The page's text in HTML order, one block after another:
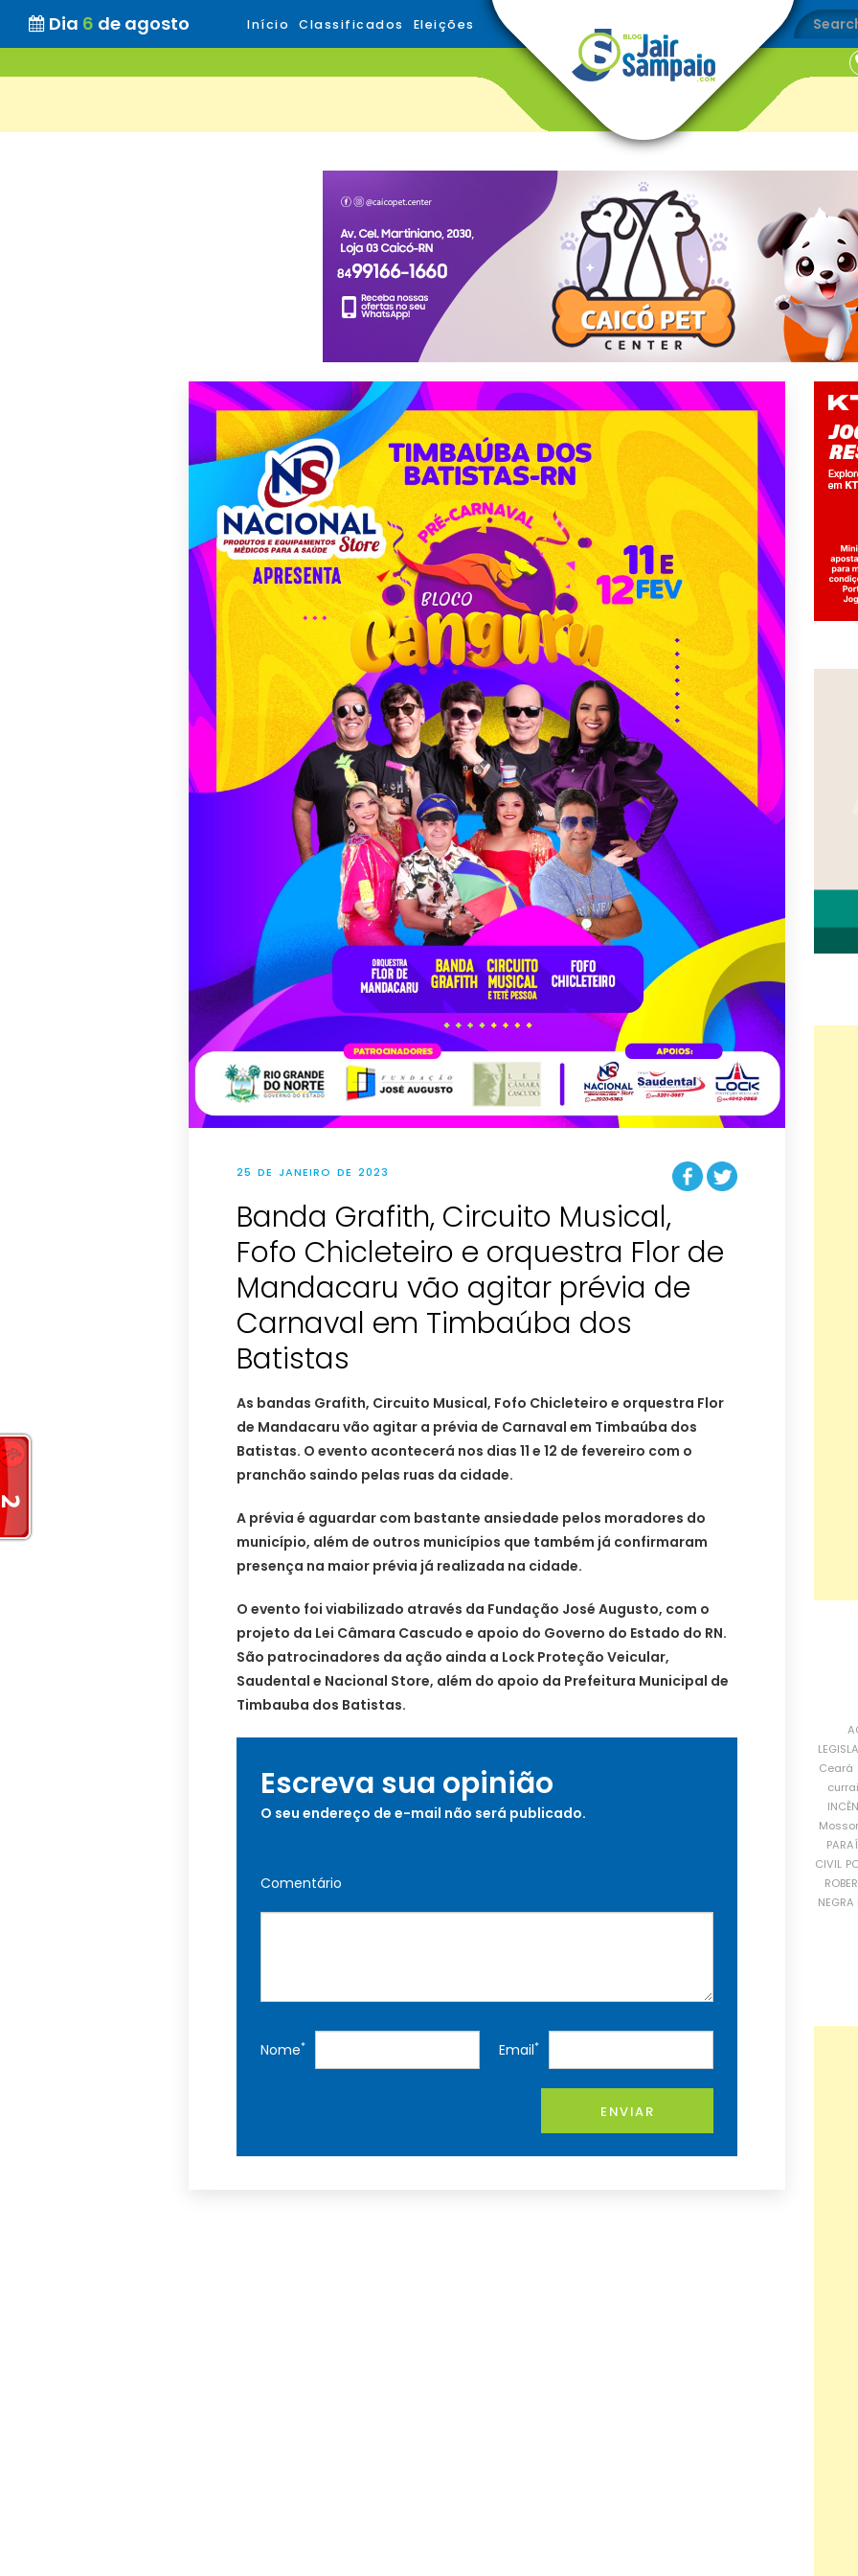
Dia 6 de agosto Início Classificados Eleições
25 DE JANEIRO DE 2023
Banda Grafith, Circuito Musical,
Fofo Chicleteiro e orquestra Flor de
Mandacaru vão agitar prévia de
Carnaval em Timbaúba dos
Batistas
As bandas Grafith, Circuito Musical, Fofo Chicleteiro e orquestra Flor
de Mandacaru vão agitar a prévia de Carnaval em Timbaúba dos
Batistas. O evento acontecerá nos dias 11 e 12 de fevereiro com o
pranchão saindo pelas ruas da cidade.
A prévia é aguardar com bastante ansiedade pelos moradores do
município, além de outros municípios que também já confirmaram
presença na maior prévia já realizada na cidade.
O evento foi viabilizado através da Fundação José Augusto, com o
projeto da Lei Câmara Cascudo e apoio do Governo do Estado do RN.
São patrocinadores da ação ainda a Lock Proteção Veicular,
Saudental e Nacional Store, além do apoio da Prefeitura Municipal de
Timbauba dos Batistas.
Escreva sua opinião
O seu endereço de e-mail não será publicado.
Comentário
Nome* Email*
ENVIAR
Ceará
CIVIL
NEGRA